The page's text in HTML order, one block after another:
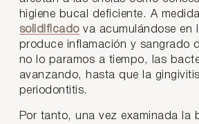
higiene bucal deficiente. A
solidificadova acumulándose en
produce inflamación y sangrado
no lo paramos a tiempo, las
avanzando, hasta que la
periodontitis.
Por tanto, una vez examinada la